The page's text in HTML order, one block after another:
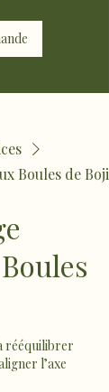
Boules de Boji
rééquilibrer
l’axe